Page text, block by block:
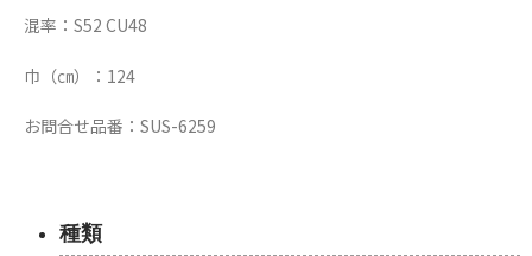
混率：S52 CU48
巾（㎝）：124
お問合せ品番：SUS-6259
種類